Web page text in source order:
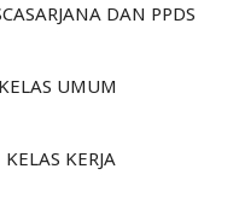
DAN PPDS
KELAS UMUM
KELAS KERJA